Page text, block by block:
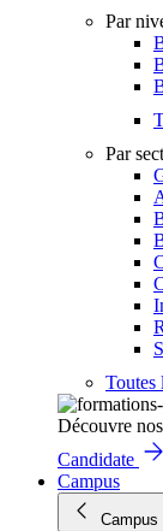
Par
Par
Toutes
Découvre
Candidate
Campus
Campus